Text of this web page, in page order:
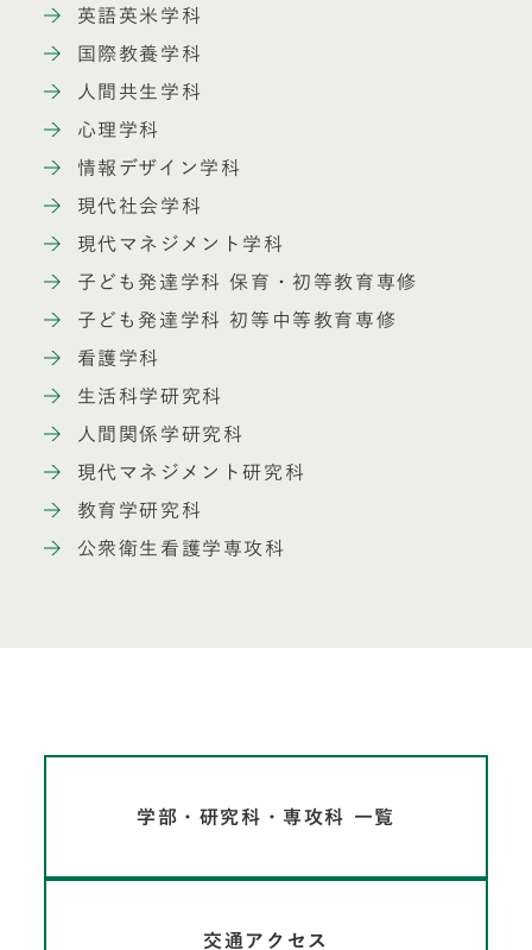
英語英米学科
国際教養学科
人間共生学科
心理学科
情報デザイン学科
現代社会学科
現代マネジメント学科
子ども発達学科 保育・初等教育専修
子ども発達学科 初等中等教育専修
看護学科
生活科学研究科
人間関係学研究科
現代マネジメント研究科
教育学研究科
公衆衛生看護学専攻科
学部・研究科・専攻科 一覧
交通アクセス